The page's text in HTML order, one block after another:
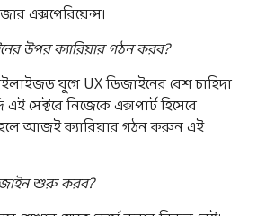
এক্সপেরিয়েন্স।
উপর ক্যারিয়ার গঠন করব?
যুগে UX ডিজাইনের বেশ চাহিদা
সেক্টরে নিজেকে এক্সপার্ট হিসেবে
আজই ক্যারিয়ার গঠন করুন এই
শুরু করব?